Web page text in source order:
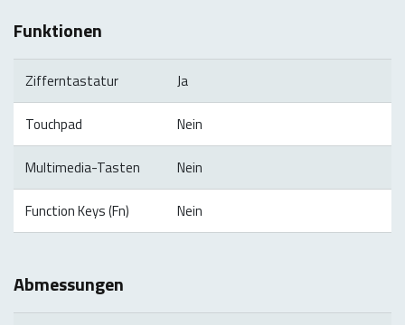
Funktionen
Zifferntastatur Ja
Touchpad Nein
Multimedia-Tasten Nein
Function Keys (Fn) Nein
Abmessungen